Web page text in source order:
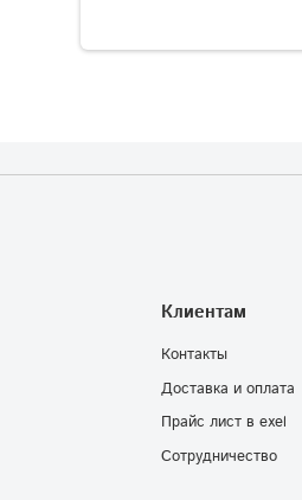
Клиентам
Контакты
Доставка и оплата
Прайс лист в exel
Сотрудничество